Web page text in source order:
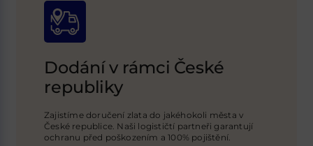
Dodání v rámci České
republiky
Zajistíme doručení zlata do jakéhokoli města v
České republice. Naši logističtí partneři garantují
ochranu před poškozením a 100% pojištění.